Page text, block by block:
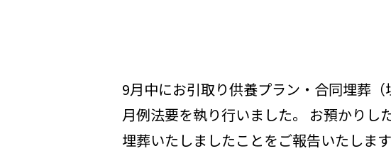
9月中にお引取り供養プラン・合同埋葬
月例法要を執り行いました。 お預かり
埋葬いたしましたことをご報告いたします